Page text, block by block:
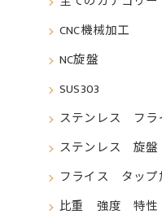
CNC機械加工
NC旋盤
SUS303
ステンレス フラ
ステンレス 旋盤
フライス タップ
比重 強度 特性